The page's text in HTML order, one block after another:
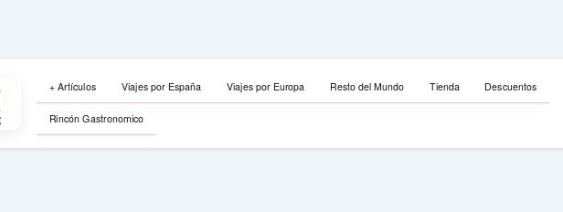
+ Artículos Viajes por España Viajes por Europa Resto del Mundo Tienda Descuentos
Rincón Gastronomico